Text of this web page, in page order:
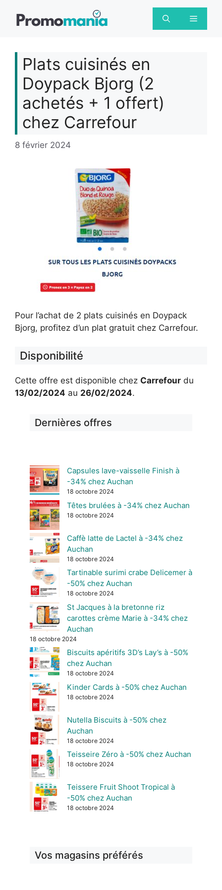
Menu
Plats cuisinés en
Doypack Bjorg (2
achetés + 1 offert)
chez Carrefour
8 février 2024
Pour l’achat de 2 plats cuisinés en Doypack
Bjorg, profitez d’un plat gratuit chez Carrefour.
Disponibilité
Cette offre est disponible chez Carrefour du
13/02/2024 au 26/02/2024.
Dernières offres
Capsules lave-vaisselle Finish à
-34% chez Auchan
18 octobre 2024
Têtes brulées à -34% chez Auchan
18 octobre 2024
Caffè latte de Lactel à -34% chez
Auchan
18 octobre 2024
Tartinable surimi crabe Delicemer à
-50% chez Auchan
18 octobre 2024
St Jacques à la bretonne riz
carottes crème Marie à -34% chez
Auchan
18 octobre 2024
Biscuits apéritifs 3D’s Lay’s à -50%
chez Auchan
18 octobre 2024
Kinder Cards à -50% chez Auchan
18 octobre 2024
Nutella Biscuits à -50% chez
Auchan
18 octobre 2024
Teisseire Zéro à -50% chez Auchan
18 octobre 2024
Teissere Fruit Shoot Tropical à
-50% chez Auchan
18 octobre 2024
Vos magasins préférés